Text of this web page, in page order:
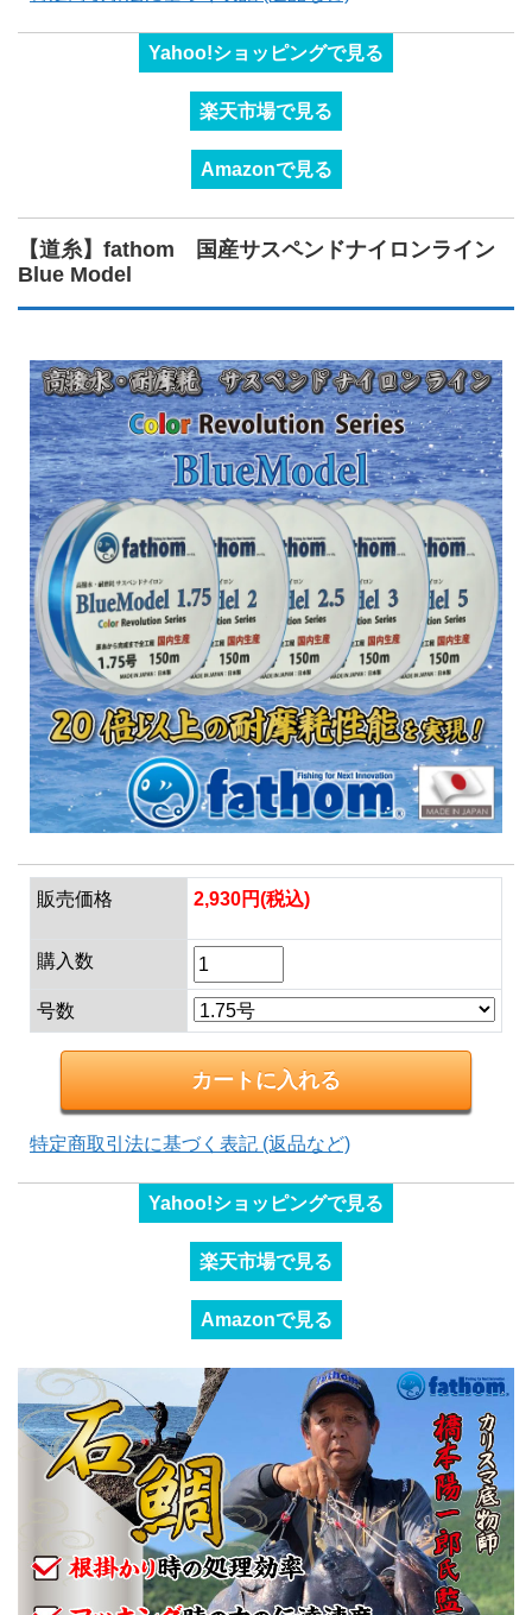
Yahoo!ショッピングで見る
楽天市場で見る
Amazonで見る
【道糸】fathom 国産サスペンドナイロンライン
Blue Model
販売価格 2,930円(税込)
購入数
号数
特定商取引法に基づく表記 (返品など)
Yahoo!ショッピングで見る
楽天市場で見る
Amazonで見る